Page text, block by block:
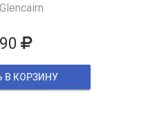
В КОРЗИНУ